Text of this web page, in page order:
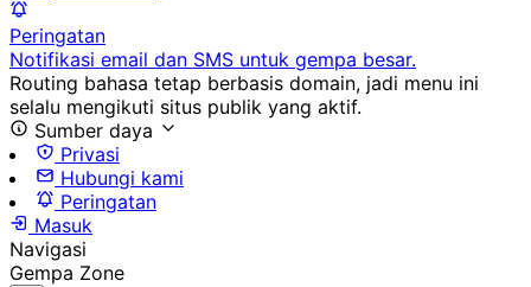
Peringatan
Notifikasi email dan SMS untuk gempa besar.
Routing bahasa tetap berbasis domain, jadi menu ini
selalu mengikuti situs publik yang aktif.
Sumber daya
Privasi
Hubungi kami
Peringatan
Masuk
Navigasi
Gempa Zone